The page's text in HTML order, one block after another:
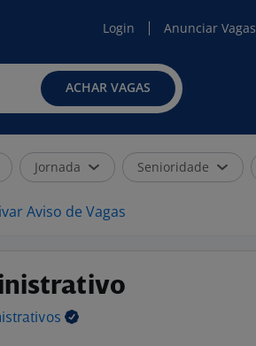
Login Anunciar Vagas
ACHAR VAGAS
Jornada Senioridade
Aviso de Vagas